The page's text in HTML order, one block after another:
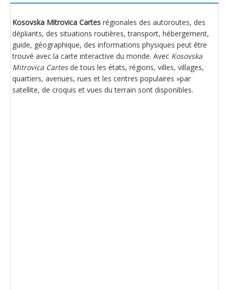
Kosovska Mitrovica Cartes régionales des autoroutes, des
dépliants, des situations routières, transport, hébergement,
guide, géographique, des informations physiques peut être
trouvé avec la carte interactive du monde. Avec Kosovska
Mitrovica Cartesde tous les états, régions, villes, villages,
quartiers, avenues, rues et les centres populaires »par
satellite, de croquis et vues du terrain sont disponibles.